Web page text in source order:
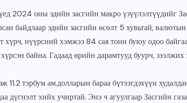
2024 оны эдийн засгийн макро үзүүлэлтүүдийг
байдлаар эдийн засгийн өсөлт 5 хувьтай,
хүрч, нүүрсний хэмжээ 84 сая тонн буюу одоо
байна. Гадаад өрийн дарамтууд буурч, зээлжих
11.2 тэрбум ам.долларын бараа бүтээгдэхүүн
дүгнэлт хийх учиртай. Энэ ч агуулгаар Засгийн